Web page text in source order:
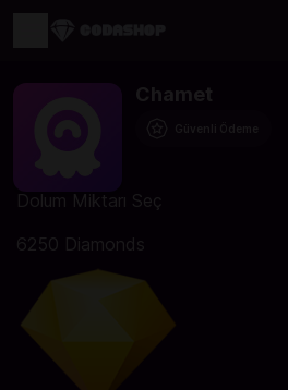
Chamet
Dolum Miktarı Seç
6250 Diamonds